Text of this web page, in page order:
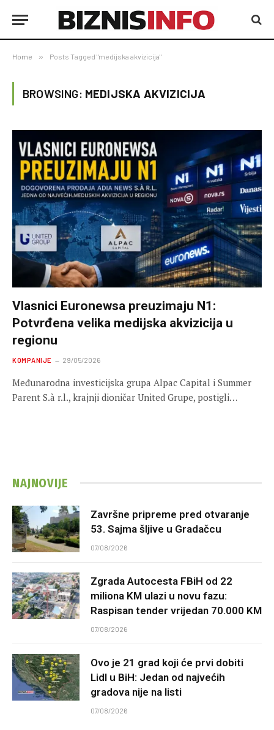
Home » Posts Tagged "medijska akvizicija"
BROWSING: MEDIJSKA AKVIZICIJA
Vlasnici Euronewsa preuzimaju N1:
Potvrđena velika medijska akvizicija u
regionu
KOMPANIJE 29/05/2026
Međunarodna investicijska grupa Alpac Capital i Summer
Parent S.à r.l., krajnji dioničar United Grupe, postigli…
NAJNOVIJE
Završne pripreme pred otvaranje
53. Sajma šljive u Gradačcu
07/08/2026
Zgrada Autocesta FBiH od 22
miliona KM ulazi u novu fazu:
Raspisan tender vrijedan 70.000 KM
07/08/2026
Ovo je 21 grad koji će prvi dobiti
Lidl u BiH: Jedan od najvećih
gradova nije na listi
07/08/2026